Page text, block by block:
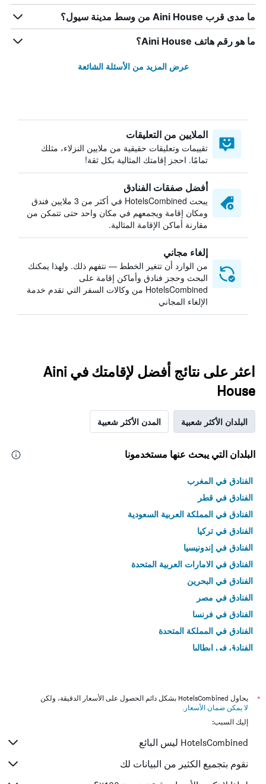
ما مدى قرب Aini House من وسط مدينة سيول؟
ما هو رقم هاتف Aini House؟
عرض المزيد من الأسئلة الشائعة
الملايين من التعليقات
تقييمات وتعليقات حقيقية من ملايين النزلاء، مثلك
تمامًا. احجز إقامتك المثالية بكل ثقة!
أفضل صفقات الفنادق
يبحث HotelsCombined في أكثر من 3 ملايين فندق
ومكان إقامة ويجمعهم في مكان واحد حتى تتمكن من
مقارنة أماكن الإقامة المثالية.
إلغاء مجاني
من الوارد أن تتغير الخطط — نتفهم ذلك. ولهذا يمكنك
البحث وحجز فنادق وأماكن إقامة على
HotelsCombined من وكالات السفر التي تقدم خدمة
الإلغاء المجاني
اعثر على نتائج أفضل لإقامتك في Aini
House
البلدان الأكثر شعبية المدن الأكثر شعبية
البلدان التي يبحث عنها مستخدمونا
الفنادق في المغرب
الفنادق في قطر
الفنادق في المملكة العربية السعودية
الفنادق في تركيا
الفنادق في إندونيسيا
الفنادق في الامارات العربية المتحدة
الفنادق في البحرين
الفنادق في مصر
الفنادق في فرنسا
الفنادق في المملكة المتحدة
الفنادق في إيطاليا
*
يحاول HotelsCombined بشكل دائم الحصول على الأسعار الدقيقة، ولكن
لا يمكن ضمان الأسعار .
إليك السبب:
HotelsCombined ليس البائع
نقوم بتجميع الكثير من البيانات لك